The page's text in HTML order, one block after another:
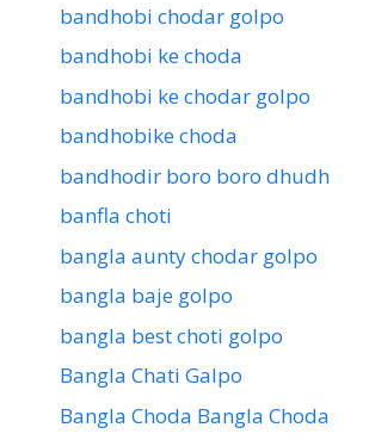
bandhobi chodar golpo
bandhobi ke choda
bandhobi ke chodar golpo
bandhobike choda
bandhodir boro boro dhudh
banfla choti
bangla aunty chodar golpo
bangla baje golpo
bangla best choti golpo
Bangla Chati Galpo
Bangla Choda Bangla Choda